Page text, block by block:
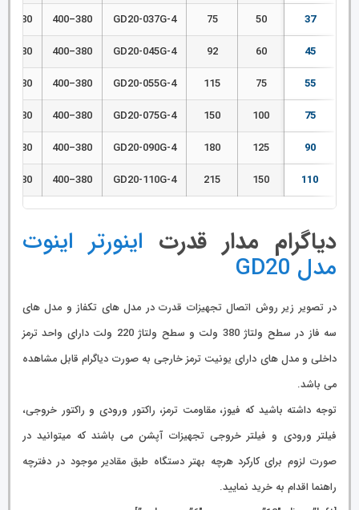
37
50
75
GD20-037G-4
380–400
380–400
45
60
92
GD20-045G-4
380–400
380–400
55
75
115
GD20-055G-4
380–400
380–400
75
100
150
GD20-075G-4
380–400
380–400
90
125
180
GD20-090G-4
380–400
380–400
110
150
215
GD20-110G-4
380–400
380–400
دیاگرام مدار قدرت اینورتر اینوت
مدل GD20
در تصویر زیر روش اتصال تجهیزات قدرت در مدل های تکفاز و مدل های
سه فاز در سطح ولتاژ 380 ولت و سطح ولتاژ 220 ولت دارای واحد ترمز
داخلی و مدل های دارای یونیت ترمز خارجی به صورت دیاگرام قابل مشاهده
می باشد.
توجه داشته باشید که فیوز، مقاومت ترمز، راکتور ورودی و راکتور خروجی،
فیلتر ورودی و فیلتر خروجی تجهیزات آپشن می باشند که میتوانید در
صورت لزوم برای کارکرد هرچه بهتر دستگاه طبق مقادیر موجود در دفترچه
راهنما اقدام به خرید نمایید.